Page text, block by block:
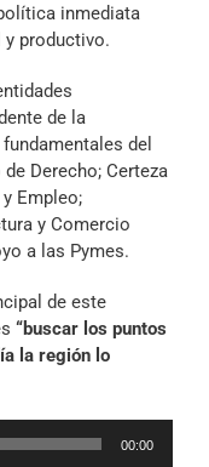
inmediata
productivo.
de la
del
Derecho; Certeza
Empleo;
y Comercio
a las Pymes.
de este
“buscar los puntos
la región lo
00:00